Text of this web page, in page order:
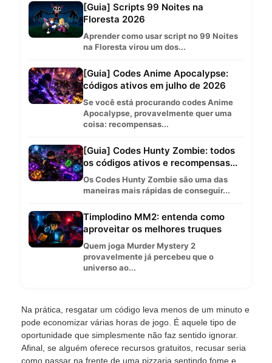
[Guia] Scripts 99 Noites na
Floresta 2026
Aprender como usar script no 99 Noites
na Floresta virou um dos...
[Guia] Codes Anime Apocalypse:
códigos ativos em julho de 2026
Se você está procurando codes Anime
Apocalypse, provavelmente quer uma
coisa: recompensas...
[Guia] Codes Hunty Zombie: todos
os códigos ativos e recompensas...
Os Codes Hunty Zombie são uma das
maneiras mais rápidas de conseguir...
Timplodino MM2: entenda como
aproveitar os melhores truques
Quem joga Murder Mystery 2
provavelmente já percebeu que o
universo ao...
Na prática, resgatar um código leva menos de um minuto e
pode economizar várias horas de jogo. É aquele tipo de
oportunidade que simplesmente não faz sentido ignorar.
Afinal, se alguém oferece recursos gratuitos, recusar seria
como passar na frente de uma pizzaria sentindo fome e